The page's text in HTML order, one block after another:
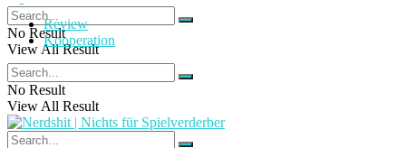
No Result
View All Result
Review
Kooperation
No Result
View All Result